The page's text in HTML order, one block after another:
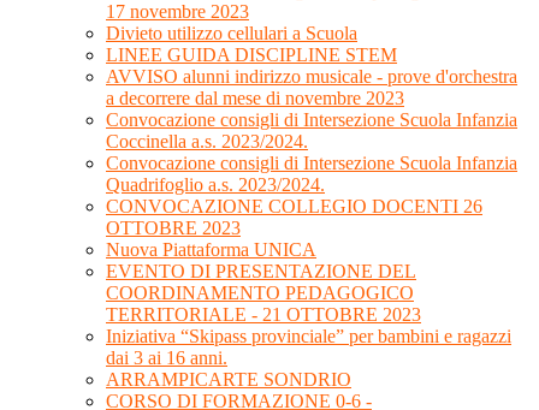
17 novembre 2023
Divieto utilizzo cellulari a Scuola
LINEE GUIDA DISCIPLINE STEM
AVVISO alunni indirizzo musicale - prove d'orchestra
a decorrere dal mese di novembre 2023
Convocazione consigli di Intersezione Scuola Infanzia
Coccinella a.s. 2023/2024.
Convocazione consigli di Intersezione Scuola Infanzia
Quadrifoglio a.s. 2023/2024.
CONVOCAZIONE COLLEGIO DOCENTI 26
OTTOBRE 2023
Nuova Piattaforma UNICA
EVENTO DI PRESENTAZIONE DEL
COORDINAMENTO PEDAGOGICO
TERRITORIALE - 21 OTTOBRE 2023
Iniziativa “Skipass provinciale” per bambini e ragazzi
dai 3 ai 16 anni.
ARRAMPICARTE SONDRIO
CORSO DI FORMAZIONE 0-6 -